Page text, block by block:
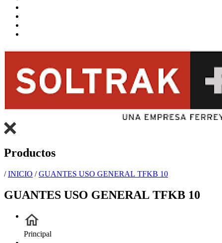
Productos
/INICIO /GUANTES USO GENERAL TFKB 10
GUANTES USO GENERAL TFKB 10
Principal